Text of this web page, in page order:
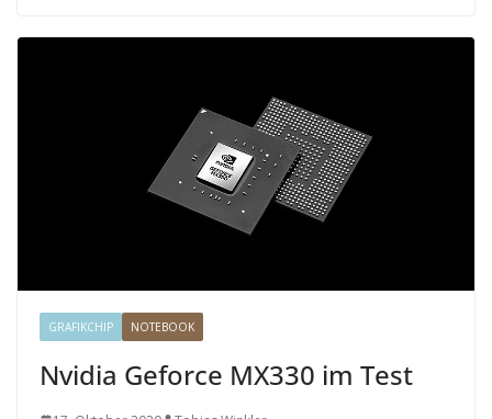
GRAFIKCHIP NOTEBOOK
Nvidia Geforce MX330 im Test